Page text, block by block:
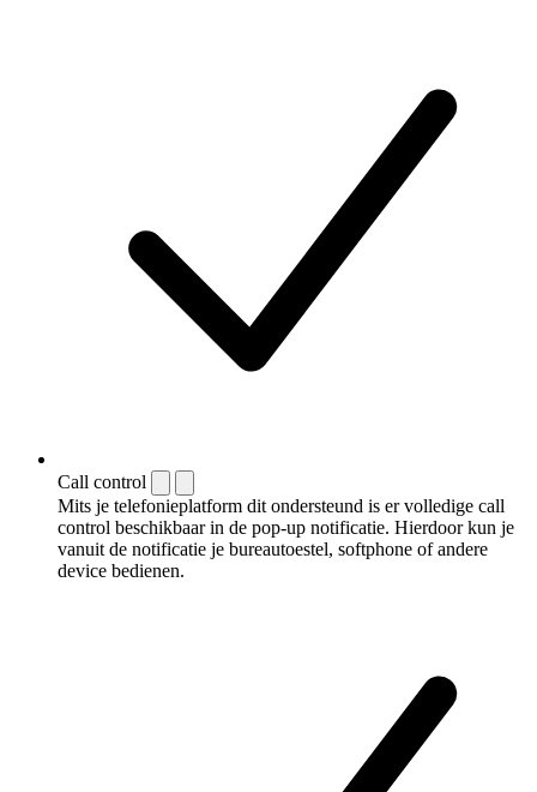
Call control
Mits je telefonieplatform dit ondersteund is er volledige call
control beschikbaar in de pop-up notificatie. Hierdoor kun je
vanuit de notificatie je bureautoestel, softphone of andere
device bedienen.